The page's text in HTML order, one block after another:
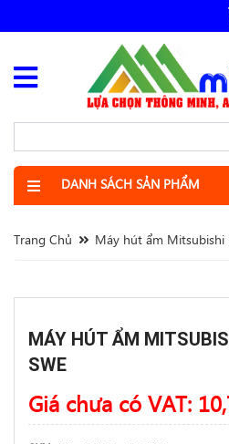
DANH SÁCH SẢN PHẨM
Trang Chủ Máy hút ẩm Mitsubishi
MÁY HÚT ẨM
SWE
Giá chưa có VAT: